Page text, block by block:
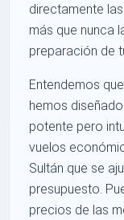
directamente
más que nunca
preparación de
Entendemos
hemos
potente pero
vuelos
Sultán que se
presupuesto.
precios de las